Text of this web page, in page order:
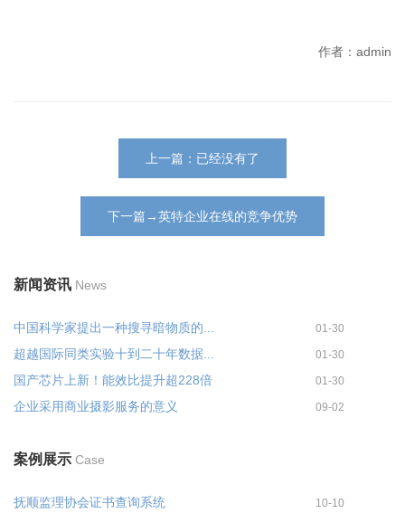
作者：admin
上一篇：已经没有了
下一篇→英特企业在线的竞争优势
新闻资讯 News
中国科学家提出一种搜寻暗物质的... 01-30
超越国际同类实验十到二十年数据... 01-30
国产芯片上新！能效比提升超228倍 01-30
企业采用商业摄影服务的意义 09-02
案例展示 Case
抚顺监理协会证书查询系统 10-10